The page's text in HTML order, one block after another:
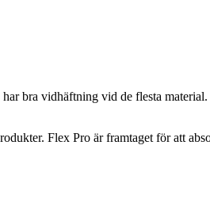
bra vidhäftning vid de flesta
Flex Pro är framtaget för att